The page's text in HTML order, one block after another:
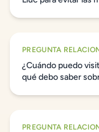
PREGUNTA
¿Cuándo puedo
qué debo saber
PREGUNTA